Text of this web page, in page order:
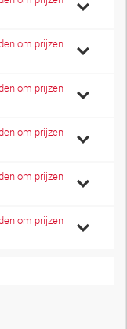
om prijzen
om prijzen
om prijzen
om prijzen
om prijzen